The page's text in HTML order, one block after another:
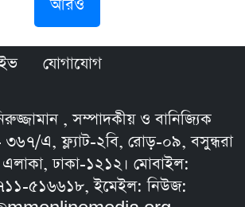
আরও
যোগাযোগ
, সম্পাদকীয় ও বানিজ্যিক
৩৬৭/এ, ফ্ল্যাট-২বি, রোড়-০৯, বসুন্ধরা
ঢাকা-১২১২। মোবাইল:
৫১৬৬১৮, ইমেইল: নিউজ: